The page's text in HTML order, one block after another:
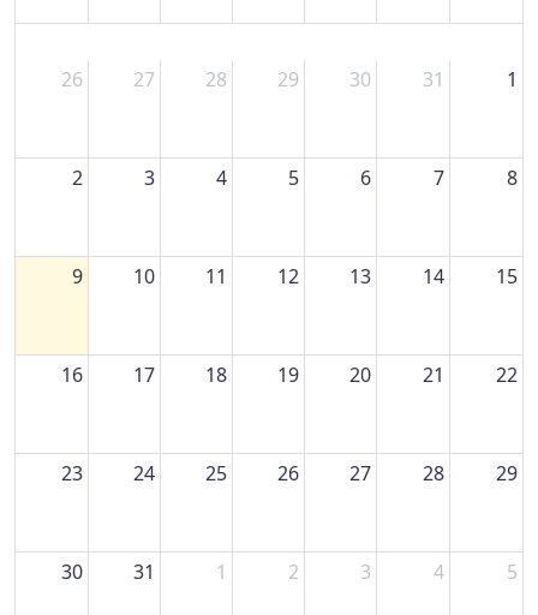
26 27 28 29 30 31 1
2 3 4 5 6 7 8
9 10 11 12 13 14 15
16 17 18 19 20 21 22
23 24 25 26 27 28 29
30 31 1 2 3 4 5